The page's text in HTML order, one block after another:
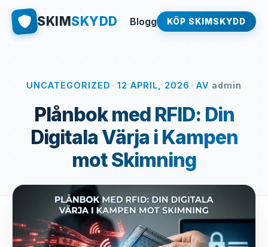
SKIMSKYDD Blogg KÖP SKIMSKYDD
UNCATEGORIZED 12 APRIL, 2026 AV admin
Plånbok med RFID: Din
Digitala Värja i Kampen
mot Skimning